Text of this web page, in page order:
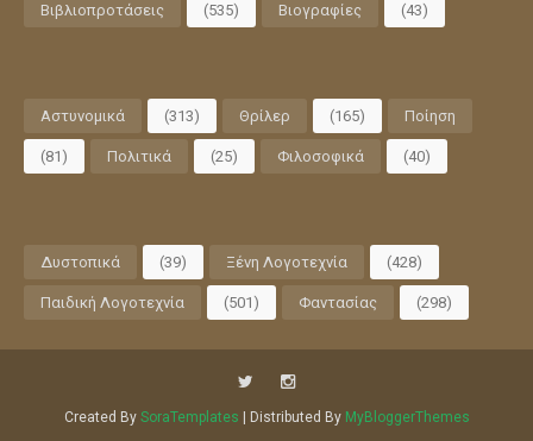
Βιβλιοπροτάσεις (535) Βιογραφίες (43)
Αστυνομικά (313) Θρίλερ (165) Ποίηση
(81) Πολιτικά (25) Φιλοσοφικά (40)
Δυστοπικά (39) Ξένη Λογοτεχνία (428)
Παιδική Λογοτεχνία (501) Φαντασίας (298)
Created By SoraTemplates | Distributed By MyBloggerThemes